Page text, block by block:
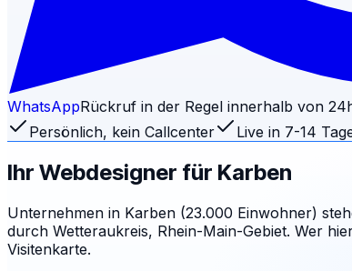
WhatsAppRückruf in der Regel innerhalb von
Persönlich, kein Callcenter
Live in 7-14
Ihr Webdesigner für Karben
Unternehmen in Karben (23.000 Einwohner)
durch Wetteraukreis, Rhein-Main-Gebiet. Wer
Visitenkarte.